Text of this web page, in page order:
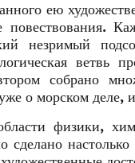
ею
незримый
ветвь
собрано
о морском деле,
физики,
сделано